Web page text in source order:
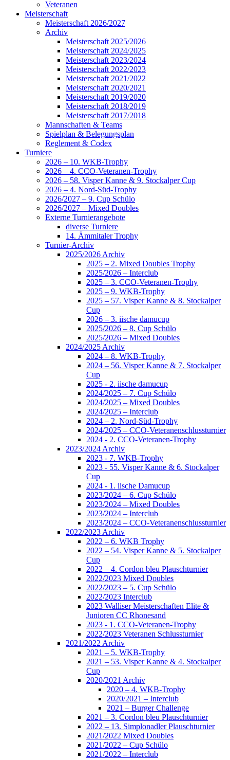
Veteranen
Meisterschaft
Meisterschaft 2026/2027
Archiv
Meisterschaft 2025/2026
Meisterschaft 2024/2025
Meisterschaft 2023/2024
Meisterschaft 2022/2023
Meisterschaft 2021/2022
Meisterschaft 2020/2021
Meisterschaft 2019/2020
Meisterschaft 2018/2019
Meisterschaft 2017/2018
Mannschaften & Teams
Spielplan & Belegungsplan
Reglement & Codex
Turniere
2026 – 10. WKB-Trophy
2026 – 4. CCO-Veteranen-Trophy
2026 – 58. Visper Kanne & 9. Stockalper Cup
2026 – 4. Nord-Süd-Trophy
2026/2027 – 9. Cup Schülo
2026/2027 – Mixed Doubles
Externe Turnierangebote
diverse Turniere
14. Ämmitaler Trophy
Turnier-Archiv
2025/2026 Archiv
2025 – 2. Mixed Doubles Trophy
2025/2026 – Interclub
2025 – 3. CCO-Veteranen-Trophy
2025 – 9. WKB-Trophy
2025 – 57. Visper Kanne & 8. Stockalper
Cup
2026 – 3. iische damucup
2025/2026 – 8. Cup Schülo
2025/2026 – Mixed Doubles
2024/2025 Archiv
2024 – 8. WKB-Trophy
2024 – 56. Visper Kanne & 7. Stockalper
Cup
2025 - 2. iische damucup
2024/2025 – 7. Cup Schülo
2024/2025 – Mixed Doubles
2024/2025 – Interclub
2024 – 2. Nord-Süd-Trophy
2024/2025 – CCO-Veteranenschlussturnier
2024 - 2. CCO-Veteranen-Trophy
2023/2024 Archiv
2023 - 7. WKB-Trophy
2023 - 55. Visper Kanne & 6. Stockalper
Cup
2024 - 1. iische Damucup
2023/2024 – 6. Cup Schülo
2023/2024 – Mixed Doubles
2023/2024 – Interclub
2023/2024 – CCO-Veteranenschlussturnier
2022/2023 Archiv
2022 – 6. WKB Trophy
2022 – 54. Visper Kanne & 5. Stockalper
Cup
2022 – 4. Cordon bleu Plauschturnier
2022/2023 Mixed Doubles
2022/2023 – 5. Cup Schülo
2022/2023 Interclub
2023 Walliser Meisterschaften Elite &
Junioren CC Rhonesand
2023 - 1. CCO-Veteranen-Trophy
2022/2023 Veteranen Schlussturnier
2021/2022 Archiv
2021 – 5. WKB-Trophy
2021 – 53. Visper Kanne & 4. Stockalper
Cup
2020/2021 Archiv
2020 – 4. WKB-Trophy
2020/2021 – Interclub
2021 – Burger Challenge
2021 – 3. Cordon bleu Plauschturnier
2022 – 13. Simplonadler Plauschturnier
2021/2022 Mixed Doubles
2021/2022 – Cup Schülo
2021/2022 – Interclub